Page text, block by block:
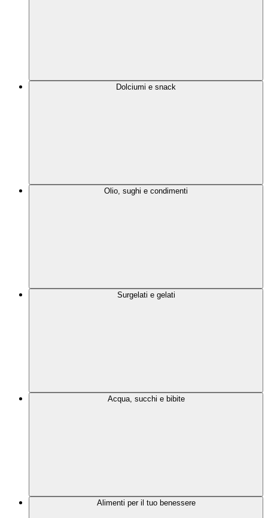
Dolciumi e snack
Olio, sughi e condimenti
Surgelati e gelati
Acqua, succhi e bibite
Alimenti per il tuo benessere